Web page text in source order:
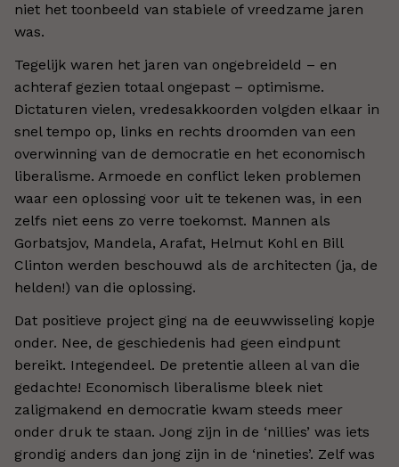
niet het toonbeeld van stabiele of vreedzame jaren
was.
Tegelijk waren het jaren van ongebreideld – en
achteraf gezien totaal ongepast – optimisme.
Dictaturen vielen, vredesakkoorden volgden elkaar in
snel tempo op, links en rechts droomden van een
overwinning van de democratie en het economisch
liberalisme. Armoede en conflict leken problemen
waar een oplossing voor uit te tekenen was, in een
zelfs niet eens zo verre toekomst. Mannen als
Gorbatsjov, Mandela, Arafat, Helmut Kohl en Bill
Clinton werden beschouwd als de architecten (ja, de
helden!) van die oplossing.
Dat positieve project ging na de eeuwwisseling kopje
onder. Nee, de geschiedenis had geen eindpunt
bereikt. Integendeel. De pretentie alleen al van die
gedachte! Economisch liberalisme bleek niet
zaligmakend en democratie kwam steeds meer
onder druk te staan. Jong zijn in de ‘nillies’ was iets
grondig anders dan jong zijn in de ‘nineties’. Zelf was